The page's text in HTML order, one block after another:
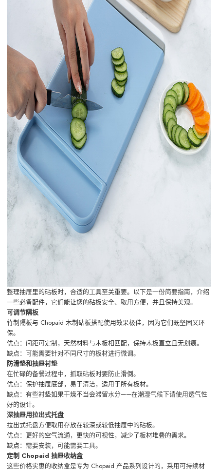
整理抽屉里的砧板时，合适的工具至关重要。以下是一份简要指南，介绍
一些必备配件，它们能让您的砧板安全、取用方便，并且保持美观。
可调节隔板
竹制隔板与 Chopaid 木制砧板搭配使用效果极佳，因为它们既坚固又环
保。
优点：间距可定制，天然材料与木板相匹配，保持木板直立且无划痕。
缺点：可能需要针对不同尺寸的板材进行微调。
防滑垫和抽屉衬垫
在忙碌的备餐过程中，抓取砧板时要防止滑倒。
优点：保护抽屉底部，易于清洁，适用于所有板材。
缺点：有些衬垫如果干燥不当会滞留水分——在潮湿气候下请使用透气性
好的设计。
深抽屉用拉出式托盘
拉出式托盘方便取用存放在较深或较低抽屉中的砧板。
优点：更好的空气流通，更快的可视性，减少了板材堆叠的需求。
缺点：需要安装，可能需要工具。
定制 Chopaid 抽屉收纳盒
这些价格实惠的收纳盒是专为 Chopaid 产品系列设计的，采用可持续材